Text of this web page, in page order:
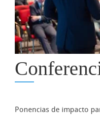
Ponencias de impacto